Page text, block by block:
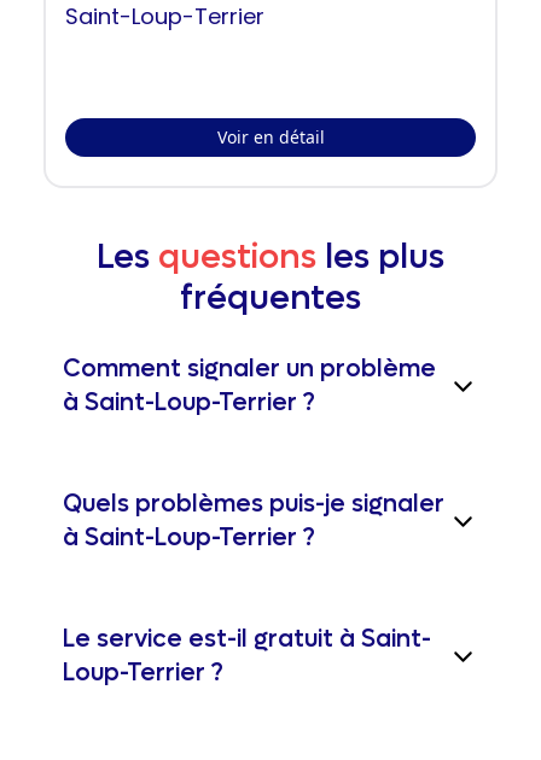
Saint-Loup-Terrier
Voir en détail
Les questions les plus
fréquentes
Comment signaler un problème
à Saint-Loup-Terrier ?
Quels problèmes puis-je signaler
à Saint-Loup-Terrier ?
Le service est-il gratuit à Saint-
Loup-Terrier ?